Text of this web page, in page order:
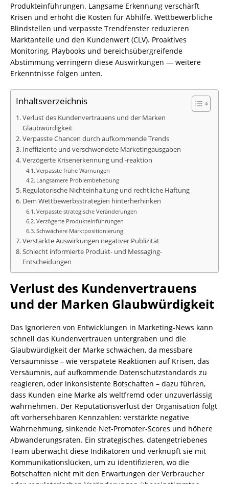
Produkteinführungen. Langsame Erkennung verschärft
Krisen und erhöht die Kosten für Abhilfe. Wettbewerbliche
Blindstellen und verpasste Trendfenster reduzieren
Marktanteile und den Kundenwert (CLV). Proaktives
Monitoring, Playbooks und bereichsübergreifende
Abstimmung verringern diese Auswirkungen — weitere
Erkenntnisse folgen unten.
Inhaltsverzeichnis
Verlust des Kundenvertrauens und der Marken
Glaubwürdigkeit
Verpasste Chancen durch aufkommende Trends
Ineffiziente und verschwendete Marketingausgaben
Verzögerte Krisenerkennung und -reaktion
Verpasste frühe Warnungen
Langsamere Problembehebung
Regulatorische Nichteinhaltung und rechtliche Haftung
Dem Wettbewerbsstrategien hinterherhinken
Verpasste strategische Veränderungen
Verzögerte Produkteinführungen
Schwächere Marktpositionierung
Verstärkte Auswirkungen negativer Publizität
Schlecht informierte Produkt- und Messaging-
Entscheidungen
Verlust des Kundenvertrauens
und der Marken Glaubwürdigkeit
Das Ignorieren von Entwicklungen in Marketing‑News kann
schnell das Kundenvertrauen untergraben und die
Glaubwürdigkeit der Marke schwächen, da messbare
Versäumnisse – wie verspätete Reaktionen auf Krisen, das
Versäumnis, auf aufkommende Datenschutzstandards zu
reagieren, oder inkonsistente Botschaften – dazu führen,
dass Kunden eine Marke als weltfremd oder unzuverlässig
wahrnehmen. Der Reputationsverlust der Organisation folgt
oft vorhersehbaren Kennzahlen: verstärkte negative
Wahrnehmung, sinkende Net‑Promoter‑Scores und höhere
Abwanderungsraten. Ein strategisches, datengetriebenes
Team überwacht diese Indikatoren und verknüpft sie mit
Kommunikationslücken, um zu identifizieren, wo die
Botschaften nicht mit den Erwartungen der Verbraucher